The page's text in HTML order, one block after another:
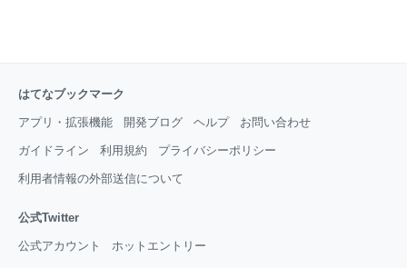
はてなブックマーク
アプリ・拡張機能 開発ブログ ヘルプ お問い合わせ
ガイドライン 利用規約 プライバシーポリシー
利用者情報の外部送信について
公式Twitter
公式アカウント ホットエントリー